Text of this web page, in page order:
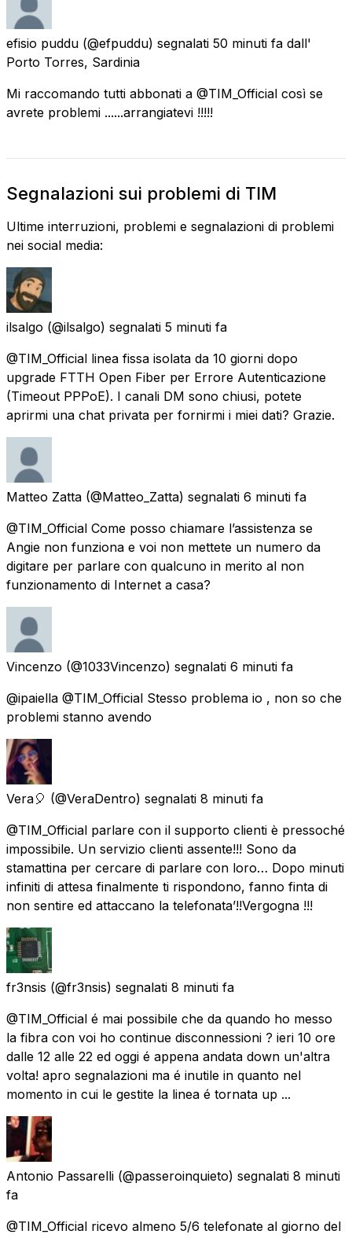
efisio puddu (@efpuddu) segnalati 50 minuti fa dall'
Porto Torres, Sardinia
Mi raccomando tutti abbonati a @TIM_Official così se
avrete problemi ......arrangiatevi !!!!!
Segnalazioni sui problemi di TIM
Ultime interruzioni, problemi e segnalazioni di problemi
nei social media:
ilsalgo (@ilsalgo) segnalati 5 minuti fa
@TIM_Official linea fissa isolata da 10 giorni dopo
upgrade FTTH Open Fiber per Errore Autenticazione
(Timeout PPPoE). I canali DM sono chiusi, potete
aprirmi una chat privata per fornirmi i miei dati? Grazie.
Matteo Zatta (@Matteo_Zatta) segnalati 6 minuti fa
@TIM_Official Come posso chiamare l’assistenza se
Angie non funziona e voi non mettete un numero da
digitare per parlare con qualcuno in merito al non
funzionamento di Internet a casa?
Vincenzo (@1033Vincenzo) segnalati 6 minuti fa
@ipaiella @TIM_Official Stesso problema io , non so che
problemi stanno avendo
Vera🎈 (@VeraDentro) segnalati 8 minuti fa
@TIM_Official parlare con il supporto clienti è pressoché
impossibile. Un servizio clienti assente!!! Sono da
stamattina per cercare di parlare con loro… Dopo minuti
infiniti di attesa finalmente ti rispondono, fanno finta di
non sentire ed attaccano la telefonata’!!Vergogna !!!
fr3nsis (@fr3nsis) segnalati 8 minuti fa
@TIM_Official é mai possibile che da quando ho messo
la fibra con voi ho continue disconnessioni ? ieri 10 ore
dalle 12 alle 22 ed oggi é appena andata down un'altra
volta! apro segnalazioni ma é inutile in quanto nel
momento in cui le gestite la linea é tornata up ...
Antonio Passarelli (@passeroinquieto) segnalati 8 minuti
fa
@TIM_Official ricevo almeno 5/6 telefonate al giorno del